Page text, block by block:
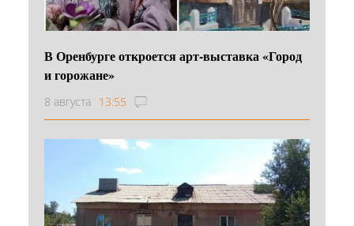
В Оренбурге откроется арт-выставка «Город
и горожане»
8 августа 13:55